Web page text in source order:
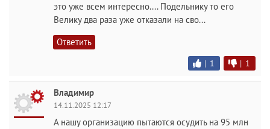
это уже всем интересно.... Подельнику то его
Велику два раза уже отказали на сво...
Ответить
| 1 | 1
Владимир
14.11.2025 12:17
А нашу организацию пытаются осудить на 95 млн